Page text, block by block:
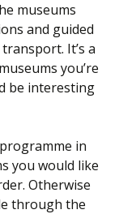
museums
and guided
It’s a
you’re
be interesting
in
you would like
Otherwise
through the